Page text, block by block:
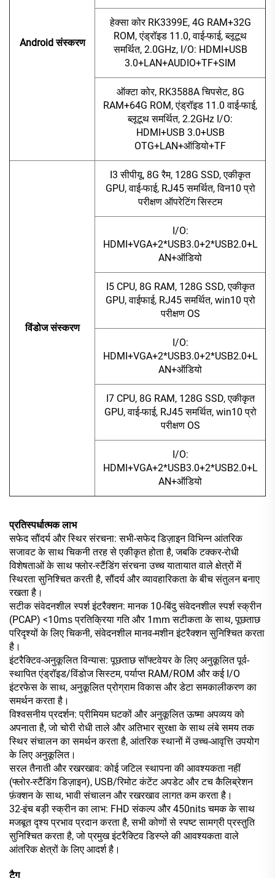
Android संस्करण
हेक्सा कोर RK3399E, 4G RAM+32G
ROM, एंड्रॉइड 11.0, वाई-फाई, ब्लूटूथ
समर्थित, 2.0GHz, I/O: HDMI+USB
3.0+LAN+AUDIO+TF+SIM
ऑक्टा कोर, RK3588A चिपसेट, 8G
RAM+64G ROM, एंड्रॉइड 11.0 वाई-फाई,
ब्लूटूथ समर्थित, 2.2GHz I/O:
HDMI+USB 3.0+USB
OTG+LAN+ऑडियो+TF
विंडोज संस्करण
I3 सीपीयू, 8G रैम, 128G SSD, एकीकृत
GPU, वाई-फाई, RJ45 समर्थित, विन10 प्रो
परीक्षण ऑपरेटिंग सिस्टम
I/O:
HDMI+VGA+2*USB3.0+2*USB2.0+L
AN+ऑडियो
I5 CPU, 8G RAM, 128G SSD, एकीकृत
GPU, वाईफाई, RJ45 समर्थित, win10 प्रो
परीक्षण OS
I/O:
HDMI+VGA+2*USB3.0+2*USB2.0+L
AN+ऑडियो
I7 CPU, 8G RAM, 128G SSD, एकीकृत
GPU, वाई-फाई, RJ45 समर्थित, win10 प्रो
परीक्षण OS
I/O:
HDMI+VGA+2*USB3.0+2*USB2.0+L
AN+ऑडियो
प्रतिस्पर्धात्मक लाभ
सफेद सौंदर्य और स्थिर संरचना: सभी-सफेद डिज़ाइन विभिन्न आंतरिक
सजावट के साथ चिकनी तरह से एकीकृत होता है, जबकि टक्कर-रोधी
विशेषताओं के साथ फ्लोर-स्टैंडिंग संरचना उच्च यातायात वाले क्षेत्रों में
स्थिरता सुनिश्चित करती है, सौंदर्य और व्यावहारिकता के बीच संतुलन बनाए
रखता है।
सटीक संवेदनशील स्पर्श इंटरैक्शन: मानक 10-बिंदु संवेदनशील स्पर्श स्क्रीन
(PCAP) <10ms प्रतिक्रिया गति और 1mm सटीकता के साथ, पूछताछ
परिदृश्यों के लिए चिकनी, संवेदनशील मानव-मशीन इंटरैक्शन सुनिश्चित करता
है।
इंटरैक्टिव-अनुकूलित विन्यास: पूछताछ सॉफ्टवेयर के लिए अनुकूलित पूर्व-
स्थापित एंड्रॉइड/विंडोज सिस्टम, पर्याप्त RAM/ROM और कई I/O
इंटरफेस के साथ, अनुकूलित प्रोग्राम विकास और डेटा समकालीकरण का
समर्थन करता है।
विश्वसनीय प्रदर्शन: प्रीमियम घटकों और अनुकूलित ऊष्मा अपव्यय को
अपनाता है, जो चोरी रोधी ताले और अतिभार सुरक्षा के साथ लंबे समय तक
स्थिर संचालन का समर्थन करता है, आंतरिक स्थानों में उच्च-आवृत्ति उपयोग
के लिए अनुकूलित।
सरल तैनाती और रखरखाव: कोई जटिल स्थापना की आवश्यकता नहीं
(फ्लोर-स्टैंडिंग डिज़ाइन), USB/रिमोट कंटेंट अपडेट और टच कैलिब्रेशन
फ़ंक्शन के साथ, भावी संचालन और रखरखाव लागत कम करता है।
32-इंच बड़ी स्क्रीन का लाभ: FHD संकल्प और 450nits चमक के साथ
मजबूत दृश्य प्रभाव प्रदान करता है, सभी कोणों से स्पष्ट सामग्री प्रस्तुति
सुनिश्चित करता है, जो प्रमुख इंटरैक्टिव डिस्प्ले की आवश्यकता वाले
आंतरिक क्षेत्रों के लिए आदर्श है।
टैग